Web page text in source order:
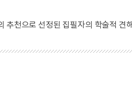
추천으로 선정된 집필자의 학술적